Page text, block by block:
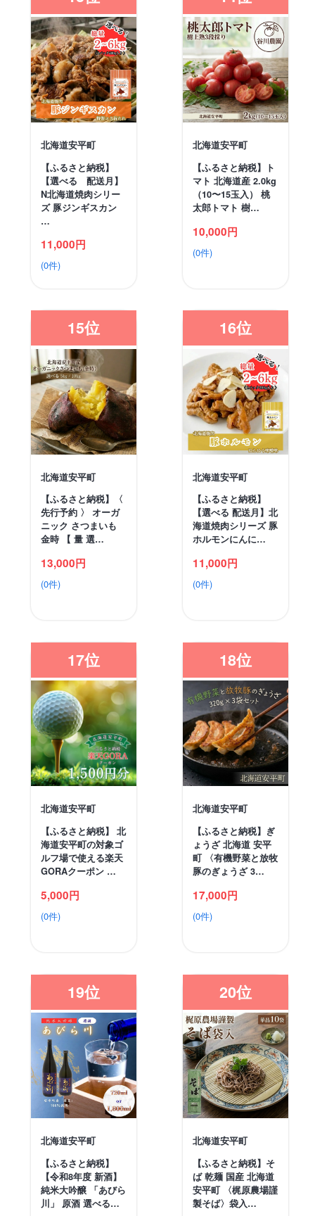
北海道安平町
【ふるさと納税】
【選べる 配送月】
N北海道焼肉シリー
ズ 豚ジンギスカン
…
11,000円
(0件)
北海道安平町
【ふるさと納税】ト
マト 北海道産 2.0kg
（10〜15玉入） 桃
太郎トマト 樹…
10,000円
(0件)
15位
北海道安平町
【ふるさと納税】〈
先行予約 〉 オーガ
ニック さつまいも
金時 【 量 選…
13,000円
(0件)
16位
北海道安平町
【ふるさと納税】
【選べる 配送月】北
海道焼肉シリーズ 豚
ホルモンにんに…
11,000円
(0件)
17位
北海道安平町
【ふるさと納税】 北
海道安平町の対象ゴ
ルフ場で使える楽天
GORAクーポン …
5,000円
(0件)
18位
北海道安平町
【ふるさと納税】ぎ
ょうざ 北海道 安平
町 〈有機野菜と放牧
豚のぎょうざ 3…
17,000円
(0件)
19位
北海道安平町
【ふるさと納税】
【令和8年度 新酒】
純米大吟醸 「あびら
川」 原酒 選べる…
20位
北海道安平町
【ふるさと納税】そ
ば 乾麺 国産 北海道
安平町 〈梶原農場謹
製そば〉袋入…